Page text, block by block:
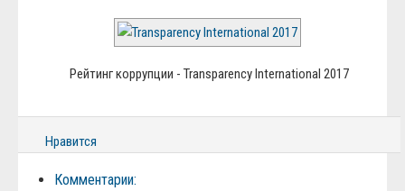
Рейтинг коррупции - Transparency International 2017
Нравится
Комментарии: